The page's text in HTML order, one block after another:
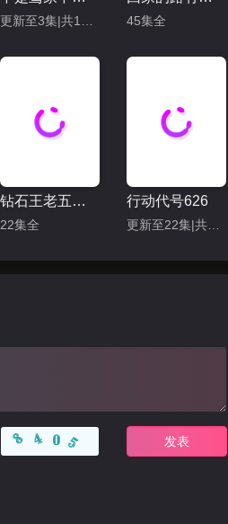
45集全
钻石王老五的艰难爱情
22集全
行动代号626